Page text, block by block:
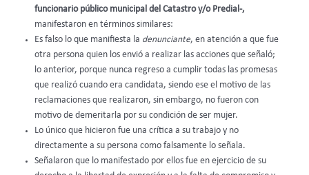
funcionario público municipal del Catastro y/o Predial-,
manifestaron en términos similares:
Es falso lo que manifiesta la denunciante, en atención a que fue
otra persona quien los envió a realizar las acciones que señaló;
lo anterior, porque nunca regreso a cumplir todas las promesas
que realizó cuando era candidata, siendo ese el motivo de las
reclamaciones que realizaron, sin embargo, no fueron con
motivo de demeritarla por su condición de ser mujer.
Lo único que hicieron fue una crítica a su trabajo y no
directamente a su persona como falsamente lo señala.
Señalaron que lo manifestado por ellos fue en ejercicio de su